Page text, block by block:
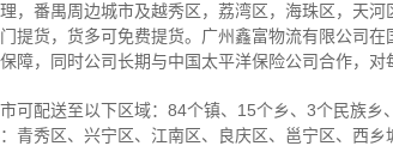
，番禺周边城市及越秀区，荔湾区，海珠区，天
提货，货多可免费提货。广州鑫富物流有限公司
障，同时公司长期与中国太平洋保险公司合作，
可配送至以下区域：84个镇、15个乡、3个民族乡
青秀区、兴宁区、江南区、良庆区、邕宁区、西